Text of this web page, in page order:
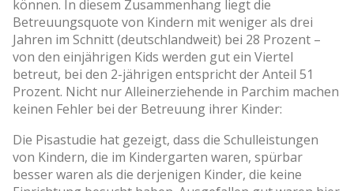
können. In diesem Zusammenhang liegt die
Betreuungsquote von Kindern mit weniger als drei
Jahren im Schnitt (deutschlandweit) bei 28 Prozent –
von den einjährigen Kids werden gut ein Viertel
betreut, bei den 2-jährigen entspricht der Anteil 51
Prozent. Nicht nur Alleinerziehende in Parchim machen
keinen Fehler bei der Betreuung ihrer Kinder:
Die Pisastudie hat gezeigt, dass die Schulleistungen
von Kindern, die im Kindergarten waren, spürbar
besser waren als die derjenigen Kinder, die keine